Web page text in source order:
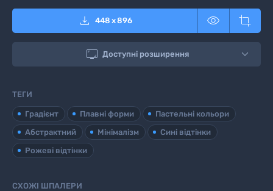
 448 x896  
 Доступні розширення
ТЕГИ
Градієнт Плавні форми
Пастельні кольори
Абстрактний
Мінімалізм
Сині відтінки
Рожеві відтінки
СХОЖІ ШПАЛЕРИ